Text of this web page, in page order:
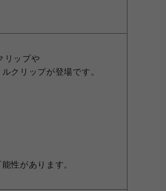
リップや
クリップが登場です。
性があります。